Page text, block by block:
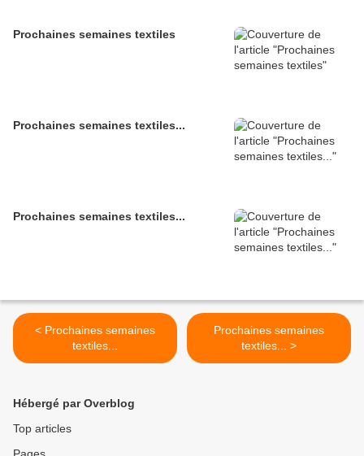
Prochaines semaines textiles
Prochaines semaines textiles...
Prochaines semaines textiles...
< Prochaines semaines
textiles...
Prochaines semaines
textiles... >
Hébergé par Overblog
Top articles
Pages